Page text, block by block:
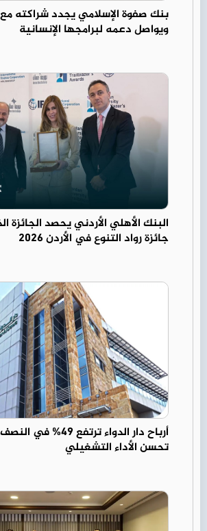
بنك صفوة الإسلامي يجدد شراكته
ويواصل دعمه لبرامجها الإنسانية
البنك الأهلي الأردني يحصد الجائزة
جائزة رواد التنوع في الأردن 2026
أرباح دار الدواء ترتفع
تحسن الأداء التشغيلي